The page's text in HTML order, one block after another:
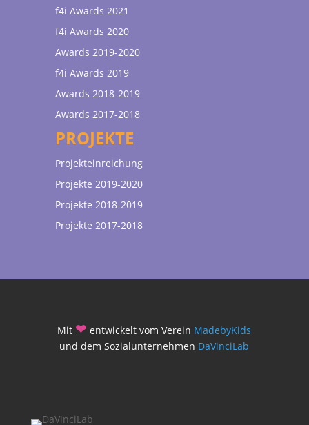
f4i Awards 2021
f4i Awards 2020
Awards 2019-2020
f4i Awards 2019
Awards 2018-2019
Awards 2017-2018
PROJEKTE
Projekteinreichung
Projekte 2019-2020
Projekte 2018-2019
Projekte 2017-2018
Mit ❤ entwickelt vom Verein MadebyKids
und dem Sozialunternehmen DaVinciLab